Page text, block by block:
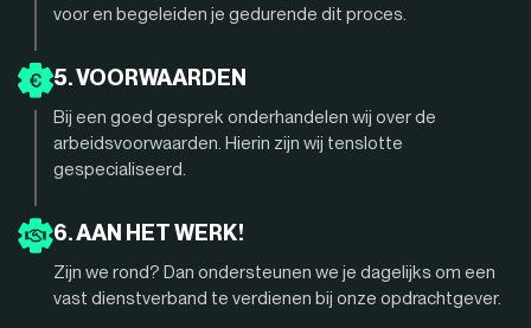
voor en begeleiden je gedurende dit proces.
5. VOORWAARDEN
Bij een goed gesprek onderhandelen wij over de
arbeidsvoorwaarden. Hierin zijn wij tenslotte
gespecialiseerd.
6. AAN HET WERK!
Zijn we rond? Dan ondersteunen we je dagelijks om een
vast dienstverband te verdienen bij onze opdrachtgever.